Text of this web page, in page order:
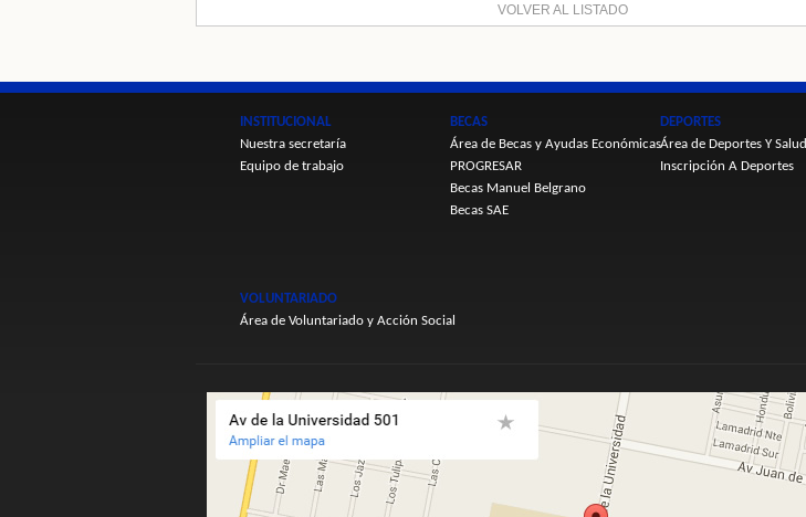
VOLVER AL LISTADO
INSTITUCIONAL
Nuestra secretaría
Equipo de trabajo
BECAS
Área de Becas y Ayudas Económicas
PROGRESAR
Becas Manuel Belgrano
Becas SAE
DEPORTES
Área de Deportes Y Salud
Inscripción A Deportes
VOLUNTARIADO
Área de Voluntariado y Acción Social